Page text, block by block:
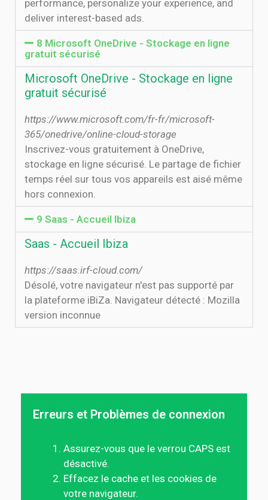
performance, personalize your experience, and
deliver interest-based ads.
8 Microsoft OneDrive - Stockage en ligne
gratuit sécurisé
Microsoft OneDrive - Stockage en ligne
gratuit sécurisé
https://www.microsoft.com/fr-fr/microsoft-
365/onedrive/online-cloud-storage
Inscrivez-vous gratuitement à OneDrive,
stockage en ligne sécurisé. Le partage de fichier
temps réel sur tous vos appareils est aisé même
hors connexion.
9 Saas - Accueil Ibiza
Saas - Accueil Ibiza
https://saas.irf-cloud.com/
Désolé, votre navigateur n'est pas supporté par
la plateforme iBiZa. Navigateur détecté : Mozilla
version inconnue
Erreurs et Problèmes de connexion
Assurez-vous que le verrou CAPS est
désactivé.
Effacez le cache et les cookies de
votre navigateur.